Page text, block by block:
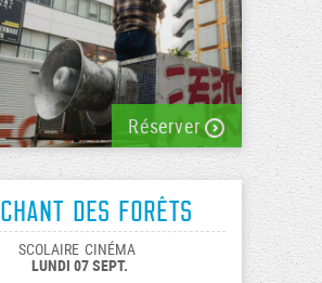
Réserver
des forêts
SCOLAIRE CINÉMA
LUNDI 07 SEPT.